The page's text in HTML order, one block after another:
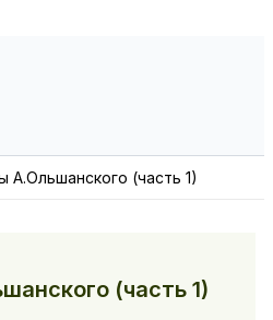
А.Ольшанского (часть 1)
(часть 1)